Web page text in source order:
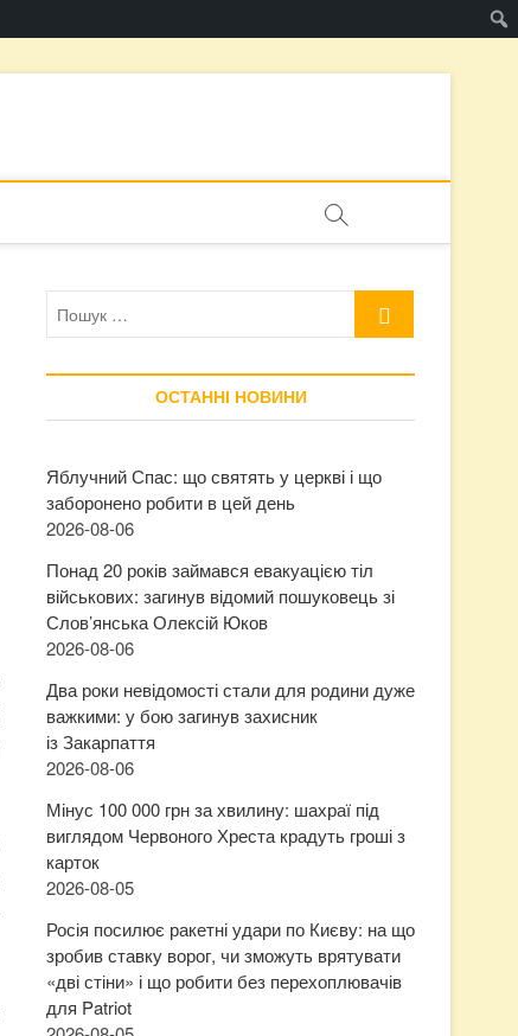
ОСТАННІ НОВИНИ
Яблучний Спас: що святять у церкві і що
заборонено робити в цей день
2026-08-06
Понад 20 років займався евакуацією тіл
військових: загинув відомий пошуковець зі
Слов’янська Олексій Юков
2026-08-06
Два роки невідомості стали для родини дуже
важкими: у бою загинув захисник
із Закарпаття
2026-08-06
Мінус 100 000 грн за хвилину: шахраї під
виглядом Червоного Хреста крадуть гроші з
карток
2026-08-05
Росія посилює ракетні удари по Києву: на що
зробив ставку ворог, чи зможуть врятувати
«дві стіни» і що робити без перехоплювачів
для Patriot